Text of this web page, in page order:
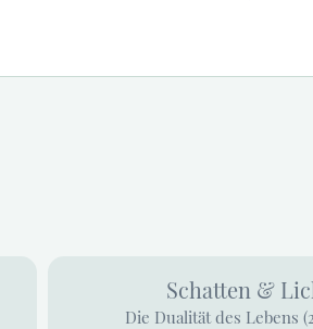
Schatten &
Die Dualität des Lebens